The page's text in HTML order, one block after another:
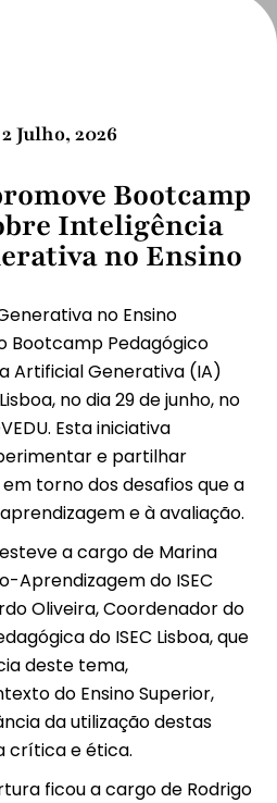
2 Julho, 2026
Bootcamp
Inteligência
no Ensino
no Ensino
Bootcamp Pedagógico
Artificial Generativa (IA)
no dia 29 de junho, no
Esta iniciativa
e partilhar
torno dos desafios que a
e à avaliação.
a cargo de Marina
Aprendizagem do ISEC
Oliveira, Coordenador do
do ISEC Lisboa, que
deste tema,
do Ensino Superior,
da utilização destas
crítica e ética.
ficou a cargo de Rodrigo